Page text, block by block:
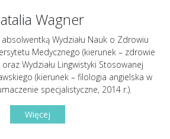
Wagner
Wydziału Nauk o Zdrowiu
Medycznego (kierunek – zdrowie
Wydziału Lingwistyki Stosowanej
(kierunek – filologia angielska w
specjalistyczne, 2014 r.).
Więcej